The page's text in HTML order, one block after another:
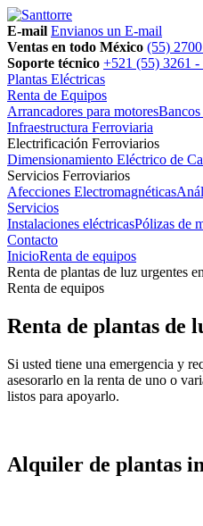
E-mail Envianos un E-mail
Ventas en todo México (55)
Soporte técnico +521 (55) 3261 -
Plantas Eléctricas
Renta de Equipos
Arrancadores para motores
Infraestructura Ferroviaria
Electrificación Ferroviarios
Dimensionamiento Eléctrico de
Servicios Ferroviarios
Afecciones Electromagnéticas
Servicios
Instalaciones eléctricasPólizas de
Contacto
InicioRenta de equipos
Renta de plantas de luz urgentes
Renta de equipos
Renta de plantas de
Si usted tiene una emergencia y
asesorarlo en la renta de uno o
listos para apoyarlo.
Alquiler de plantas